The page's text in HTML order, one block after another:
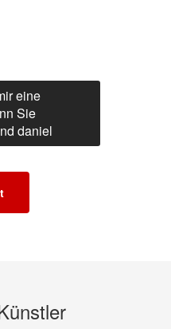
eine
Sie
daniel